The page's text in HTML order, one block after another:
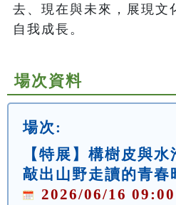
去、現在與未來，展現文
自我成長。
場次資料
場次:
【特展】構樹皮與水
敲出山野走讀的青春
2026/06/16